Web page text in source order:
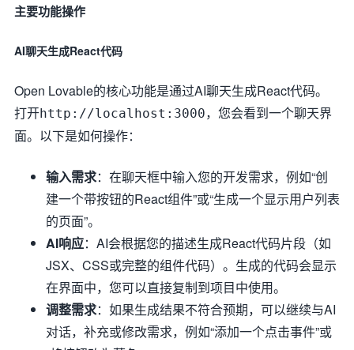
主要功能操作
AI聊天生成React代码
Open Lovable的核心功能是通过AI聊天生成React代码。
打开http://localhost:3000，您会看到一个聊天界
面。以下是如何操作：
输入需求：在聊天框中输入您的开发需求，例如“创
建一个带按钮的React组件”或“生成一个显示用户列表
的页面”。
AI响应：AI会根据您的描述生成React代码片段（如
JSX、CSS或完整的组件代码）。生成的代码会显示
在界面中，您可以直接复制到项目中使用。
调整需求：如果生成结果不符合预期，可以继续与AI
对话，补充或修改需求，例如“添加一个点击事件”或